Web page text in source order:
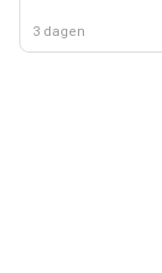
3 dagen